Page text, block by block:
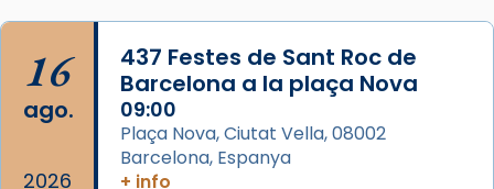
16
ago.
2026
437 Festes de Sant Roc de
Barcelona a la plaça Nova
09:00
Plaça Nova, Ciutat Vella, 08002
Barcelona, Espanya
+ info